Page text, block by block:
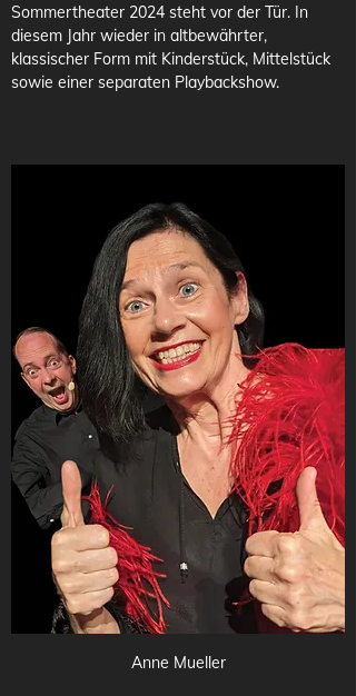
Sommertheater 2024 steht vor der Tür. In
diesem Jahr wieder in altbewährter,
klassischer Form mit Kinderstück, Mittelstück
sowie einer separaten Playbackshow.
Anne Mueller